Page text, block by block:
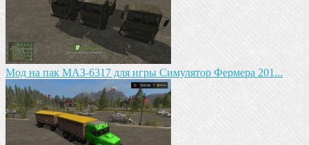
Мод на пак МАЗ-6317 для игры Симулятор Фермера 201...